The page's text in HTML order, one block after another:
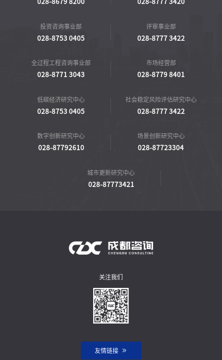
028-8679 8200 028-8777 3420
投资咨询事业部
028-8753 0405
评审事业部
028-8777 3422
全过程工程咨询事业部
028-8771 3043
市场经营部
028-8779 8401
低碳经济研究中心
028-8753 0405
社会稳定风险评估研究中心
028-8777 3422
数字创新研究中心
028-87792610
场景创新研究中心
028-87723304
城市更新研究中心
028-87773421
关注我们
友情链接